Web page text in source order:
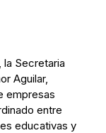
la Secretaria
Aguilar,
empresas
entre
educativas y